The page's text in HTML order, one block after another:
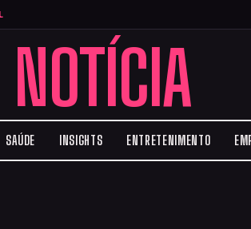
NOTÍCIA
SAÚDE INSIGHTS ENTRETENIMENTO